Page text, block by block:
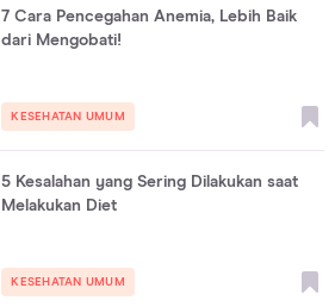
7 Cara Pencegahan Anemia, Lebih Baik
dari Mengobati!
KESEHATAN UMUM
5 Kesalahan yang Sering Dilakukan saat
Melakukan Diet
KESEHATAN UMUM